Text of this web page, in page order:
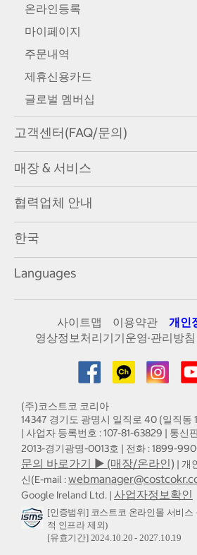
온라인등록
마이페이지
주문내역
제휴신용카드
글로벌 멤버십
고객센터(FAQ/문의)
매장 & 서비스
협력업체 안내
한국
Languages
사이트맵 이용약관
개인
영상정보처리기기운영·관리방침
(주)코스트코 코리아
14347 경기도 광명시 일직로 40 (일직동
| 사업자 등록번호 : 107-81-63829 | 통신
2013-경기광명-0013호 | 전화 : 1899-
문의 바로가기 ▶ (매장/온라인) | 개
신(E-mail :
Google Ireland Ltd. | 사업자정보확인
[인증범위] 코스트코 온라인몰 서비스
적 인프라 제외)
[유효기간] 2024.10.20 - 2027.10.19